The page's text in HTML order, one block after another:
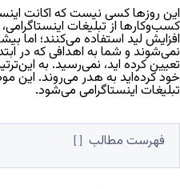
این روزها کسی نیست که اکانت
کسب‌و‌کارها از تبلیغات
افزایش لید استفاده می‌کنند؛ اما
نمی‌شوند و شما به اهدافی که در
تعیین کرده اید، نمی‌رسید. به
خود کرده‌اید به هدر می‌روند. این
تبلیغات اینستاگرامی می‌شود.
فهرست مطالب